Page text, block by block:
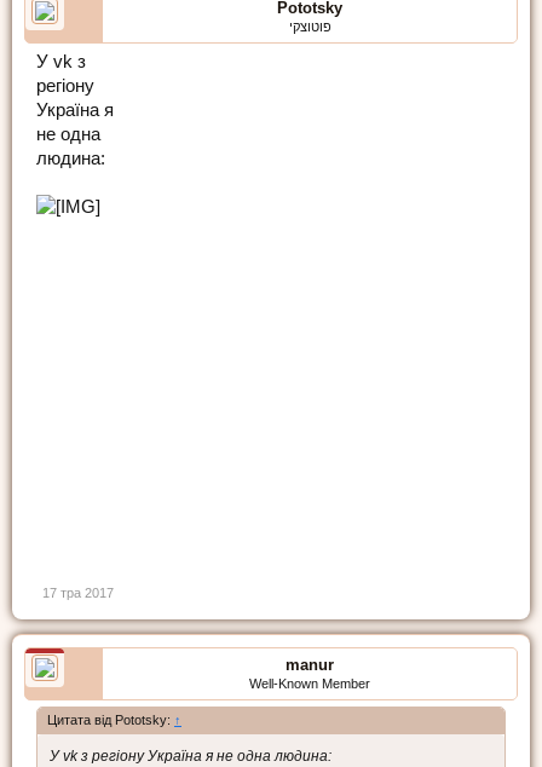
Pototsky
פוטוצקי
У vk з
регіону
Україна я
не одна
людина:
17 тра 2017
manur
Well-Known Member
Цитата від Pototsky: ↑
У vk з регіону Україна я не одна людина: